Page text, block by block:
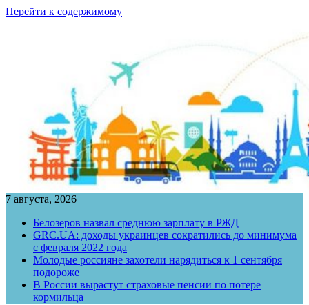
Перейти к содержимому
7 августа, 2026
Белозеров назвал среднюю зарплату в РЖД
GRC.UA: доходы украинцев сократились до минимума
с февраля 2022 года
Молодые россияне захотели нарядиться к 1 сентября
подороже
В России вырастут страховые пенсии по потере
кормильца